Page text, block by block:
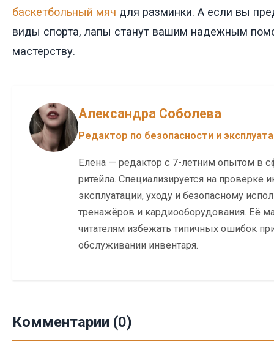
баскетбольный мяч для разминки. А если вы
виды спорта, лапы станут вашим надежным
мастерству.
Александра Соболева
Редактор по безопасности и
Елена — редактор с 7-летним опытом в
ритейла. Специализируется на проверке
эксплуатации, уходу и безопасному
тренажёров и кардиооборудования. Её
читателям избежать типичных ошибок
обслуживании инвентаря.
Комментарии (0)